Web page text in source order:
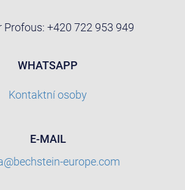
Profous: +420 722 953 949
WHATSAPP
Kontaktní osoby
E-MAIL
europe.com